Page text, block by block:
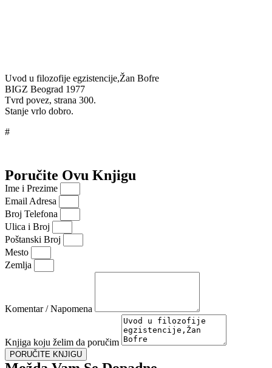
Uvod u filozofije egzistencije,Žan Bofre
BIGZ Beograd 1977
Tvrd povez, strana 300.
Stanje vrlo dobro.
#
Poručite Ovu Knjigu
Ime i Prezime
Email Adresa
Broj Telefona
Ulica i Broj
Poštanski Broj
Mesto
Zemlja
Komentar / Napomena
Knjiga koju želim da poručim
PORUČITE KNJIGU